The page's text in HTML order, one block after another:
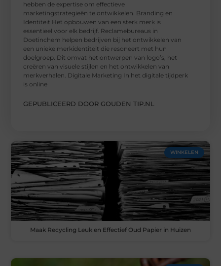
hebben de expertise om effectieve
marketingstrategieën te ontwikkelen. Branding en
Identiteit Het opbouwen van een sterk merk is
essentieel voor elk bedrijf. Reclamebureaus in
Doetinchem helpen bedrijven bij het ontwikkelen van
een unieke merkidentiteit die resoneert met hun
doelgroep. Dit omvat het ontwerpen van logo’s, het
creëren van visuele stijlen en het ontwikkelen van
merkverhalen. Digitale Marketing In het digitale tijdperk
is online
GEPUBLICEERD DOOR GOUDEN TIP.NL
WINKELEN
Maak Recycling Leuk en Effectief Oud Papier in Huizen